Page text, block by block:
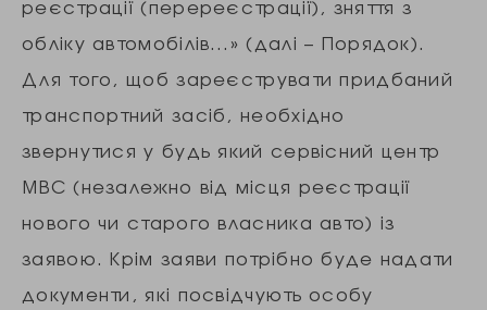
реєстрації (перереєстрації), зняття з
обліку автомобілів…» (далі – Порядок).
Для того, щоб зареєструвати придбаний
транспортний засіб, необхідно
звернутися у будь який сервісний центр
МВС (незалежно від місця реєстрації
нового чи старого власника авто) із
заявою. Крім заяви потрібно буде надати
документи, які посвідчують особу